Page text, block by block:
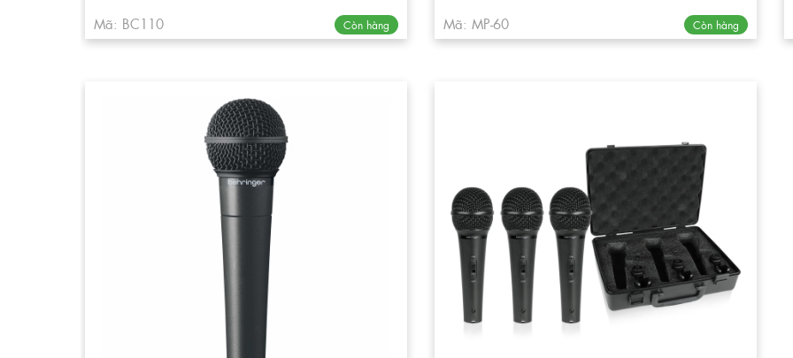
Mã: BC110
Còn hàng
Mã: MP-60
Còn hàng